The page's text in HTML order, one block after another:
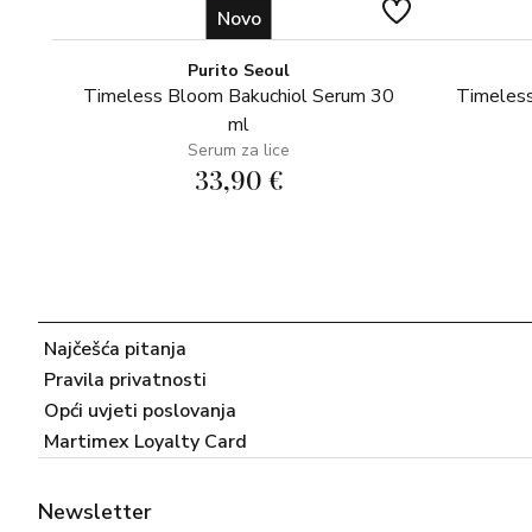
Novo
Purito Seoul
Timeless Bloom Bakuchiol Serum 30
ml
Serum za lice
33,90 €
Najčešća pitanja
Pravila privatnosti
Opći uvjeti poslovanja
Martimex Loyalty Card
Newsletter